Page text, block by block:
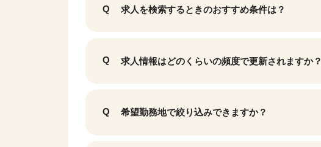
求人を検索するときのおすすめ条件は？
求人情報はどのくらいの頻度で更新されますか？
希望勤務地で絞り込みできますか？